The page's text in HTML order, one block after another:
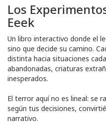
Los
Eeek
Un libro interactivo donde el
sino que decide su camino.
distinta hacia situaciones
abandonadas, criaturas
inesperados.
El terror aquí no es lineal: se
según tus decisiones,
narrativo.